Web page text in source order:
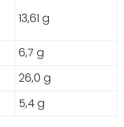
13,61 g
6,7 g
26,0 g
5,4 g